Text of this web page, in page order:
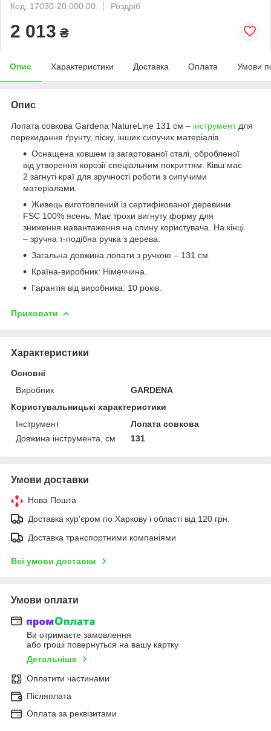
Код: 17030-20.000.00
Роздріб
2 013 ₴
Опис Характеристики Доставка Оплата Умови
Опис
Лопата совкова Gardena NatureLine 131 см – інструментдля
перекидання ґрунту, піску, інших сипучих матеріалів.
Оснащена ковшем із загартованої сталі, обробленої
від утворення корозії спеціальним покриттям. Ківш має
2 загнуті краї для зручності роботи з сипучими
матеріалами.
Живець виготовлений із сертифікованої деревини
FSC 100% ясень. Має трохи вигнуту форму для
зниження навантаження на спину користувача. На кінці
– зручна т-подібна ручка з дерева.
Загальна довжина лопати з ручкою – 131 см.
Країна-виробник: Німеччина.
Гарантія від виробника: 10 років.
Приховати
Характеристики
Основні
Виробник
GARDENA
Користувальницькі характеристики
Інструмент
Лопата совкова
Довжина інструмента, см
131
Умови доставки
Нова Пошта
Доставка кур'єром по Харкову і області від 120 грн.
Доставка транспортними компаніями
Всі умови доставки
Умови оплати
Ви отримаєте замовлення
або гроші повернуться на вашу картку
Детальніше
Оплатити частинами
Післяплата
Оплата за реквізитами